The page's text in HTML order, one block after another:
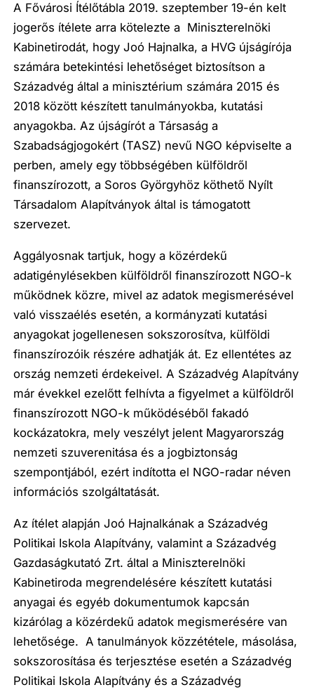
A Fővárosi Ítélőtábla 2019. szeptember 19-én kelt
jogerős ítélete arra kötelezte a Miniszterelnöki
Kabinetirodát, hogy Joó Hajnalka, a HVG újságírója
számára betekintési lehetőséget biztosítson a
Századvég által a minisztérium számára 2015 és
2018 között készített tanulmányokba, kutatási
anyagokba. Az újságírót a Társaság a
Szabadságjogokért (TASZ) nevű NGO képviselte a
perben, amely egy többségében külföldről
finanszírozott, a Soros Györgyhöz köthető Nyílt
Társadalom Alapítványok által is támogatott
szervezet.
Aggályosnak tartjuk, hogy a közérdekű
adatigénylésekben külföldről finanszírozott NGO-k
működnek közre, mivel az adatok megismerésével
való visszaélés esetén, a kormányzati kutatási
anyagokat jogellenesen sokszorosítva, külföldi
finanszírozóik részére adhatják át. Ez ellentétes az
ország nemzeti érdekeivel. A Századvég Alapítvány
már évekkel ezelőtt felhívta a figyelmet a külföldről
finanszírozott NGO-k működéséből fakadó
kockázatokra, mely veszélyt jelent Magyarország
nemzeti szuverenitása és a jogbiztonság
szempontjából, ezért indította el NGO-radar néven
információs szolgáltatását.
Az ítélet alapján Joó Hajnalkának a Századvég
Politikai Iskola Alapítvány, valamint a Századvég
Gazdaságkutató Zrt. által a Miniszterelnöki
Kabinetiroda megrendelésére készített kutatási
anyagai és egyéb dokumentumok kapcsán
kizárólag a közérdekű adatok megismerésére van
lehetősége. A tanulmányok közzététele, másolása,
sokszorosítása és terjesztése esetén a Századvég
Politikai Iskola Alapítvány és a Századvég